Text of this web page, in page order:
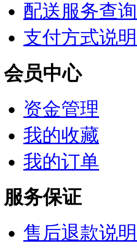
配送服务查询
支付方式说明
会员中心
资金管理
我的收藏
我的订单
服务保证
售后退款说明